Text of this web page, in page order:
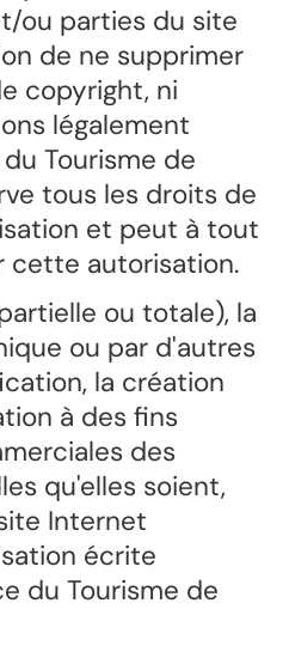
ou parties du site
de ne supprimer
copyright, ni
légalement
Tourisme de
tous les droits de
et peut à tout
cette autorisation.
ou totale), la
ou par d'autres
la création
à des fins
des
qu'elles soient,
Internet
écrite
du Tourisme de